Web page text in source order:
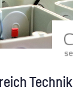
Tech­nik